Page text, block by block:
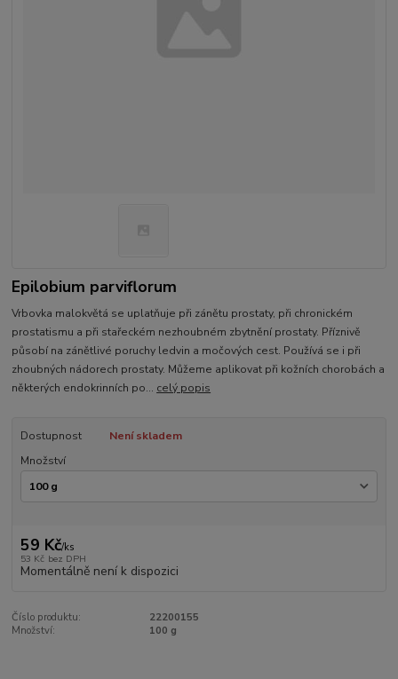
Epilobium parviflorum
Vrbovka malokvětá se uplatňuje při zánětu prostaty, při chronickém
prostatismu a při stařeckém nezhoubném zbytnění prostaty. Příznivě
působí na zánětlivé poruchy ledvin a močových cest. Používá se i při
zhoubných nádorech prostaty. Můžeme aplikovat při kožních chorobách a
některých endokrinních po... celý popis
Dostupnost
Není skladem
Množství
59 Kč/ks
53 Kč bez DPH
Momentálně není k dispozici
Číslo produktu:
22200155
Množství:
100 g